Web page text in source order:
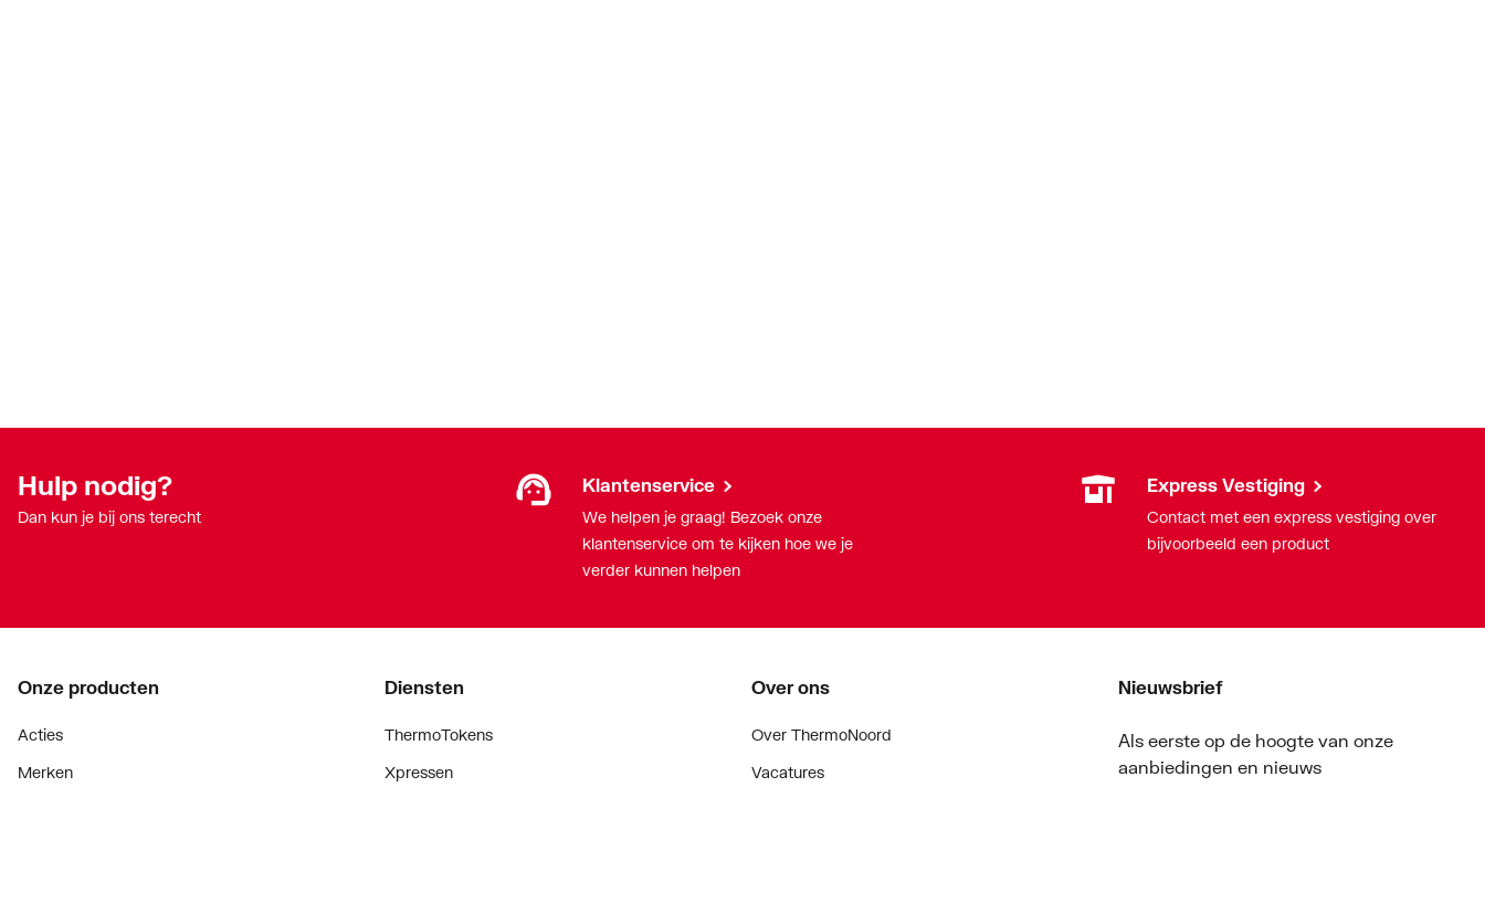
Hulp nodig?
Dan kun je bij ons terecht
Klantenservice
We helpen je graag! Bezoek onze
klantenservice om te kijken hoe we je
verder kunnen helpen
Express Vestiging
Contact met een express vestiging over
bijvoorbeeld een product
Onze producten
Acties
Merken
Diensten
ThermoTokens
Xpressen
Over ons
Over ThermoNoord
Vacatures
Nieuwsbrief
Als eerste op de hoogte van onze
aanbiedingen en nieuws